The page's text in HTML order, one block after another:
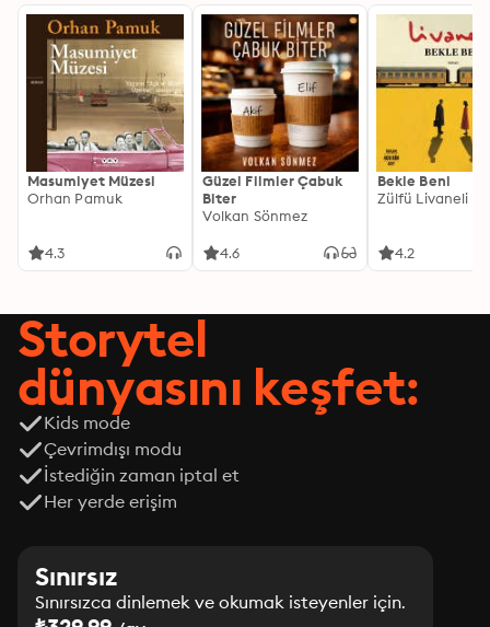
Masumiyet Müzesi
Orhan Pamuk
4.3
Güzel Filmler Çabuk
Biter
Volkan Sönmez
4.6
Bekle Beni
Zülfü Livaneli
4.2
Storytel
dünyasını keşfet:
Kids mode
Çevrimdışı modu
İstediğin zaman iptal et
Her yerde erişim
Sınırsız
Sınırsızca dinlemek ve okumak isteyenler için.